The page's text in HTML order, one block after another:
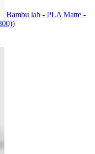
Bambu lab - PLA Matte -